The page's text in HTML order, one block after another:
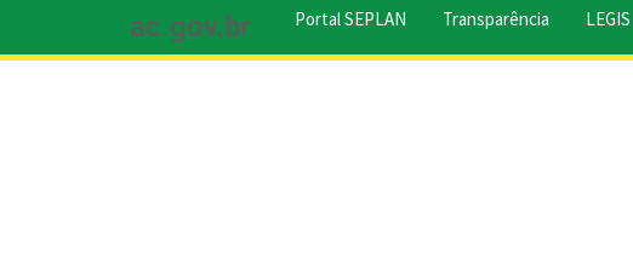
ac.gov.br Portal SEPLAN Transparência LEGIS